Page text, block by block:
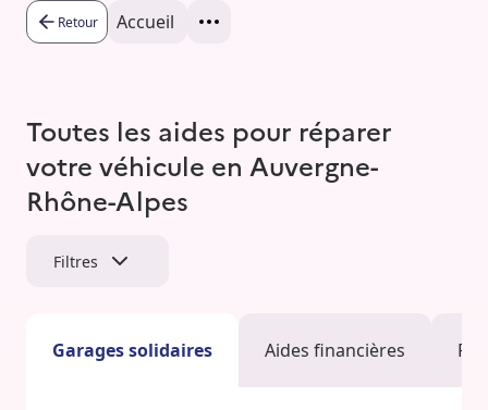
Retour Accueil
Toutes les aides pour réparer
votre véhicule en Auvergne-
Rhône-Alpes
Filtres
Garages solidaires Aides financières